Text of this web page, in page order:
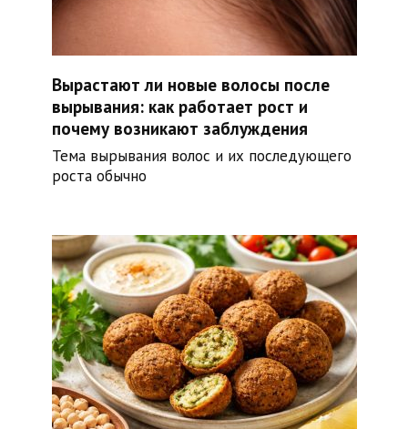
Вырастают ли новые волосы после
вырывания: как работает рост и
почему возникают заблуждения
Тема вырывания волос и их последующего
роста обычно